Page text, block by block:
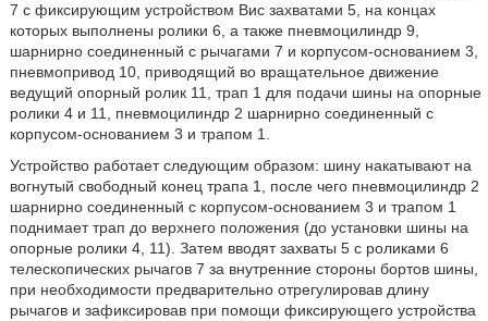
7 с фиксирующим устройством Вис захватами 5, на концах
которых выполнены ролики 6, а также пневмоцилиндр 9,
шарнирно соединенный с рычагами 7 и корпусом-основанием 3,
пневмопривод 10, приводящий во вращательное движение
ведущий опорный ролик 11, трап 1 для подачи шины на опорные
ролики 4 и 11, пневмоцилиндр 2 шарнирно соединенный с
корпусом-основанием 3 и трапом 1.
Устройство работает следующим образом: шину накатывают на
вогнутый свободный конец трапа 1, после чего пневмоцилиндр 2
шарнирно соединенный с корпусом-основанием 3 и трапом 1
поднимает трап до верхнего положения (до установки шины на
опорные ролики 4, 11). Затем вводят захваты 5 с роликами 6
телескопических рычагов 7 за внутренние стороны бортов шины,
при необходимости предварительно отрегулировав длину
рычагов и зафиксировав при помощи фиксирующего устройства